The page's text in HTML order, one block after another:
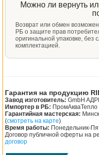
Можно ли вернуть
Возврат или обмен
РБ о защите прав
оригинальной упаковке, без
комплектацией.
Гарантия на продукцию
Завод изготовитель: GmbH
Импортер в РБ: ПромАкваТепло
Гарантийная мастерская:
(смотреть на карте)
Время работы: Понедельник-
Договор публичной оферты на
договор